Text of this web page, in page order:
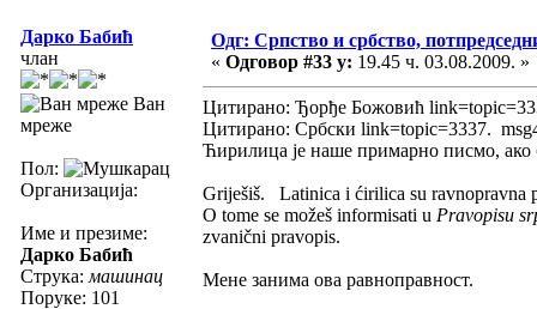
Дарко Бабић
члан
Ван
мреже
Пол:
Организација:
Име и презиме:
Дарко Бабић
Струка: машинац
Поруке: 101
Одг: Српство и србство,
« Одговор #33 у: 19.45 ч. 03.08.2009. »
Цитирано: Ђорђе Божовић
Цитирано: Србски link=topic=3337.
Ћирилица је наше примарно писмо,
Griješiš. Latinica i ćirilica su ravnopravna
O tome se možeš informisati u Pravopisu
zvanični pravopis.
Мене занима ова равноправност.